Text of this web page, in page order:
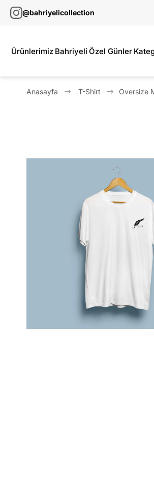
@bahriyelicollection
Ürünlerimiz Bahriyeli Özel Günler
Anasayfa T-Shirt Oversize